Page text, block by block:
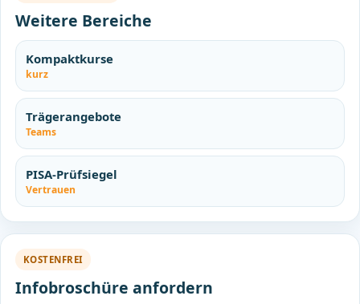
Weitere Bereiche
Kompaktkurse
kurz
Trägerangebote
Teams
PISA-Prüfsiegel
Vertrauen
KOSTENFREI
Infobroschüre anfordern